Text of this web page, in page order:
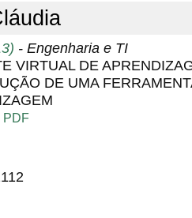
- Engenharia e TI
VIRTUAL DE
DE UMA
PDF